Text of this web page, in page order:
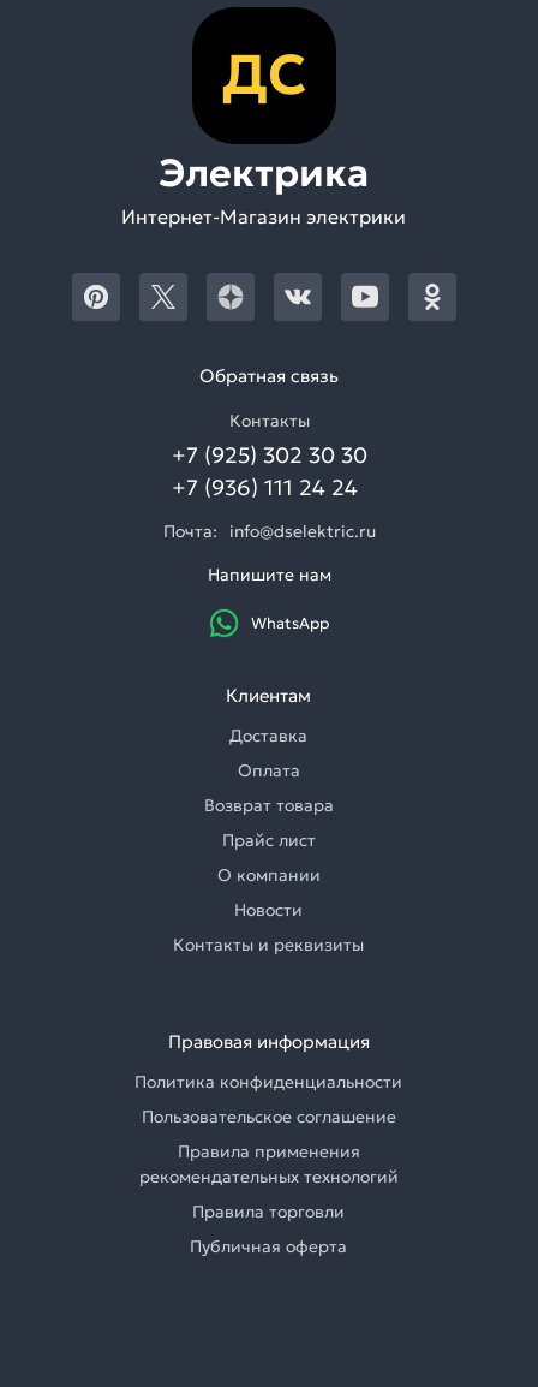
ДС
Электрика
Интернет-Магазин электрики
Обратная связь
Контакты
+7 (925) 302 30 30
+7 (936) 111 24 24
Почта:
info@dselektric.ru
Напишите нам
WhatsApp
Клиентам
Доставка
Оплата
Возврат товара
Прайс лист
О компании
Новости
Контакты и реквизиты
Правовая информация
Политика конфиденциальности
Пользовательское соглашение
Правила применения
рекомендательных технологий
Правила торговли
Публичная оферта